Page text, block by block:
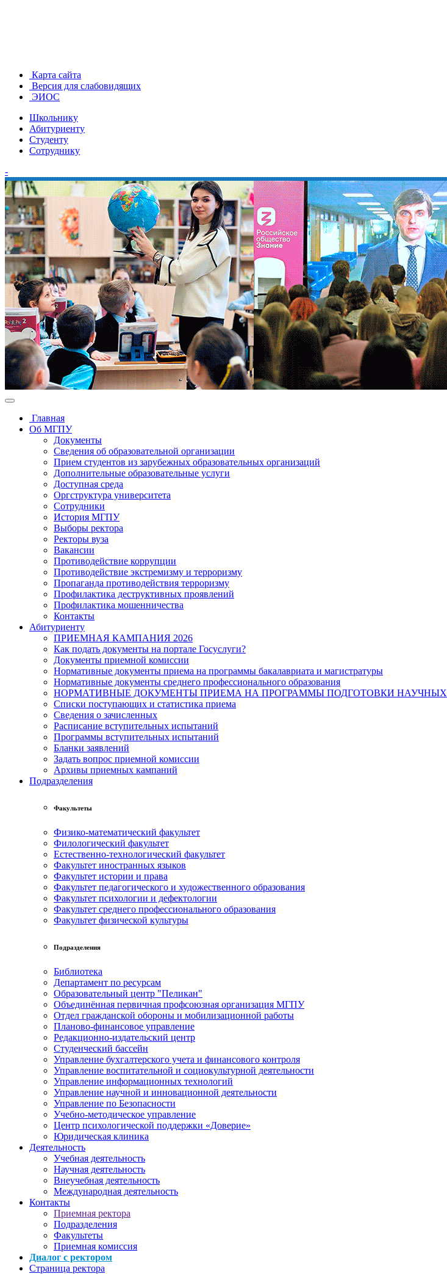
Карта сайта
Версия для слабовидящих
ЭИОС
Школьнику
Абитуриенту
Студенту
Сотруднику
-
Главная
Об МГПУ
Документы
Сведения об образовательной организации
Прием студентов из зарубежных образовательных организаций
Дополнительные образовательные услуги
Доступная среда
Оргструктура университета
Сотрудники
История МГПУ
Выборы ректора
Ректоры вуза
Вакансии
Противодействие коррупции
Противодействие экстремизму и терроризму
Пропаганда противодействия терроризму
Профилактика деструктивных проявлений
Профилактика мошенничества
Контакты
Абитуриенту
ПРИЕМНАЯ КАМПАНИЯ 2026
Как подать документы на портале Госуслуги?
Документы приемной комиссии
Нормативные документы приема на программы бакалавриата и магистратуры
Нормативные документы среднего профессионального образования
НОРМАТИВНЫЕ ДОКУМЕНТЫ ПРИЕМА НА ПРОГРАММЫ ПОДГОТОВКИ НАУЧНЫХ
Списки поступающих и статистика приема
Сведения о зачисленных
Расписание вступительных испытаний
Программы вступительных испытаний
Бланки заявлений
Задать вопрос приемной комиссии
Архивы приемных кампаний
Подразделения
Факультеты
Физико-математический факультет
Филологический факультет
Естественно-технологический факультет
Факультет иностранных языков
Факультет истории и права
Факультет педагогического и художественного образования
Факультет психологии и дефектологии
Факультет среднего профессионального образования
Факультет физической культуры
Подразделения
Библиотека
Департамент по ресурсам
Образовательный центр "Пеликан"
Объединённая первичная профсоюзная организация МГПУ
Отдел гражданской обороны и мобилизационной работы
Планово-финансовое управление
Редакционно-издательский центр
Студенческий бассейн
Управление бухгалтерского учета и финансового контроля
Управление воспитательной и социокультурной деятельности
Управление информационных технологий
Управление научной и инновационной деятельности
Управление по Безопасности
Учебно-методическое управление
Центр психологической поддержки «Доверие»
Юридическая клиника
Деятельность
Учебная деятельность
Научная деятельность
Внеучебная деятельность
Международная деятельность
Контакты
Приемная ректора
Подразделения
Факультеты
Приемная комиссия
Диалог с ректором
Страница ректора